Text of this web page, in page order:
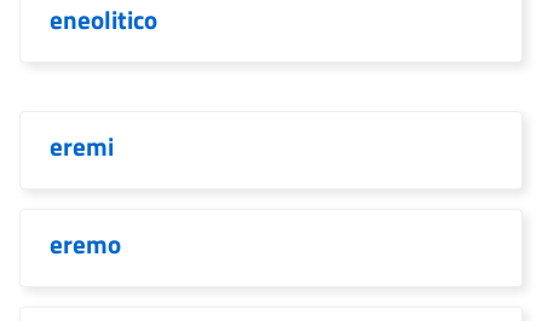
eneolitico
eremi
eremo